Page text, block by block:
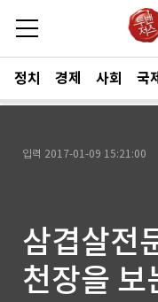
정치 경제 사회 국제
입력 2017-01-09 15:21:00
삼겹살전
천장을 보